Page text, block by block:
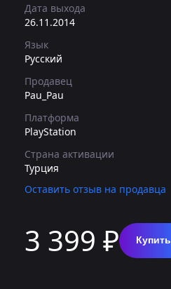
Дата выхода
26.11.2014
Язык
Русский
Продавец
Pau_Pau
Платформа
PlayStation
Страна активации
Турция
Оставить отзыв на продавца
3 399 ₽ Купить